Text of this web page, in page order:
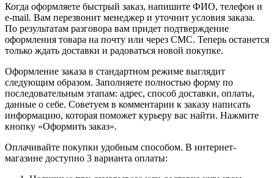
Когда оформляете быстрый заказ, напишите ФИО, телефон и
e-mail. Вам перезвонит менеджер и уточнит условия заказа.
По результатам разговора вам придет подтверждение
оформления товара на почту или через СМС. Теперь останется
только ждать доставки и радоваться новой покупке.
Оформление заказа в стандартном режиме выглядит
следующим образом. Заполняете полностью форму по
последовательным этапам: адрес, способ доставки, оплаты,
данные о себе. Советуем в комментарии к заказу написать
информацию, которая поможет курьеру вас найти. Нажмите
кнопку «Оформить заказ».
Оплачивайте покупки удобным способом. В интернет-
магазине доступно 3 варианта оплаты: